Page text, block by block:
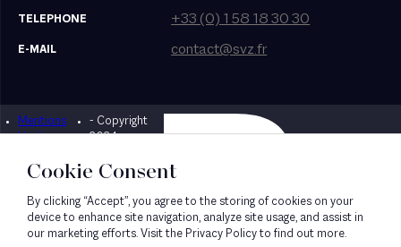
TELEPHONE +33 (0) 1 58 18 30 30
E-MAIL contact@svz.fr
Mentions
légales
- Copyright
2024
Designed by Bonhomme
Cookie Consent
By clicking “Accept”, you agree to the storing of cookies on your
device to enhance site navigation, analyze site usage, and assist in
our marketing efforts. Visit the Privacy Policy to find out more.